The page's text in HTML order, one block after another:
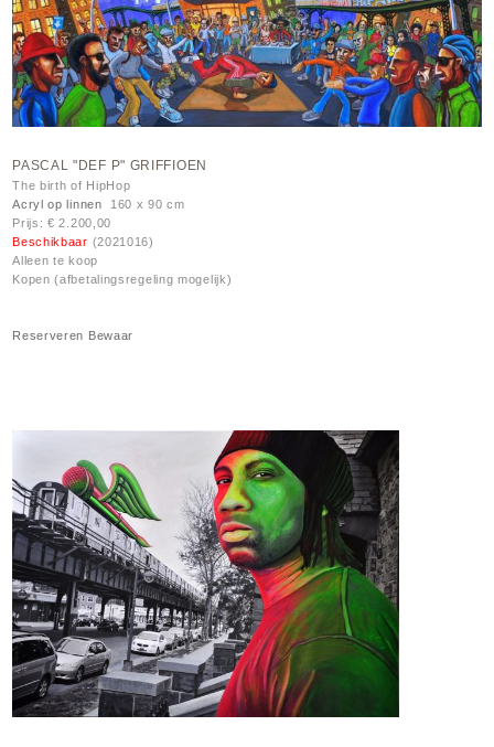
PASCAL "DEF P" GRIFFIOEN
The birth of HipHop
Acryl op linnen 160 x 90 cm
Prijs: € 2.200,00
Beschikbaar (2021016)
Alleen te koop
Kopen (afbetalingsregeling mogelijk)
Reserveren Bewaar